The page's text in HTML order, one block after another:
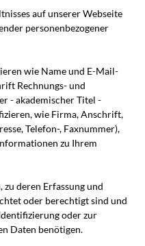
auf unserer Webseite
personenbezogener
wie Name und E-Mail-
Rechnungs- und
- akademischer Titel -
wie Firma, Anschrift,
Telefon-, Faxnummer),
zu Ihrem
deren Erfassung und
oder berechtigt sind und
oder zur
Daten benötigen.